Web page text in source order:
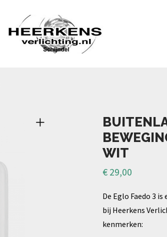
WIT
€ 29,00
De Eglo Faedo 3
bij Heerkens
kenmerken: